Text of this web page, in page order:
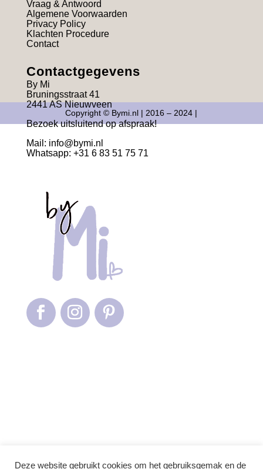
Vraag & Antwoord
Algemene Voorwaarden
Privacy Policy
Klachten Procedure
Contact
Contactgegevens
By Mi
Bruningsstraat 41
2441 AS Nieuwveen
Bezoek uitsluitend op afspraak!
Mail: info@bymi.nl
Whatsapp: +31 6 83 51 75 71
Copyright © Bymi.nl | 2016 – 2024 |
Deze website gebruikt cookies om het gebruiksgemak en de